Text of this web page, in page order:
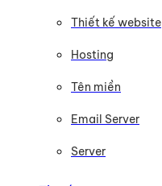
Thiết kế website
Hosting
Tên miền
Email Server
Server